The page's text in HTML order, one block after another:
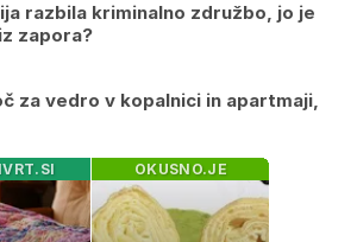
razbila kriminalno združbo, jo je
zapora?
za vedro v kopalnici in apartmaji,
OKUSNO.JE